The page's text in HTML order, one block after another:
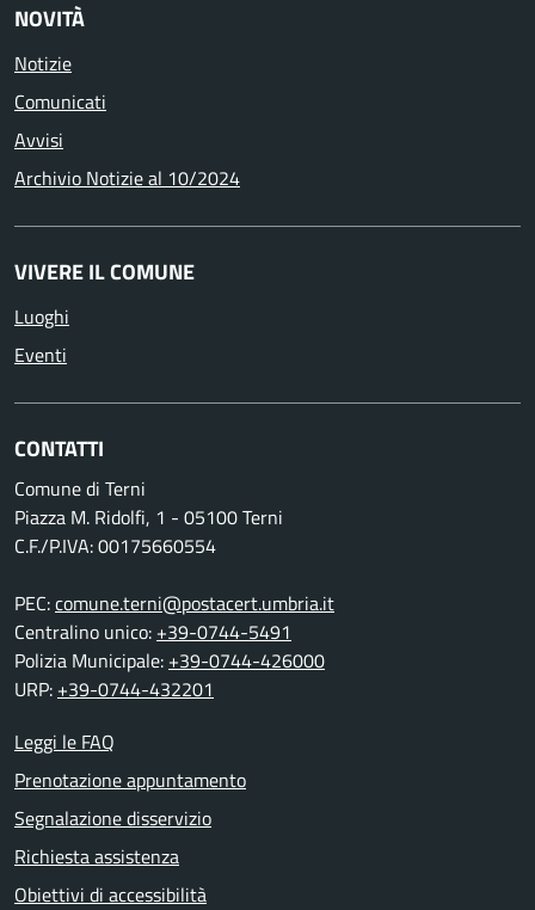
NOVITÀ
Notizie
Comunicati
Avvisi
Archivio Notizie al 10/2024
VIVERE IL COMUNE
Luoghi
Eventi
CONTATTI
Comune di Terni
Piazza M. Ridolfi, 1 - 05100 Terni
C.F./P.IVA: 00175660554
PEC:comune.terni@postacert.umbria.it
Centralino unico: +39-0744-5491
Polizia Municipale: +39-0744-426000
URP: +39-0744-432201
Leggi le FAQ
Prenotazione appuntamento
Segnalazione disservizio
Richiesta assistenza
Obiettivi di accessibilità